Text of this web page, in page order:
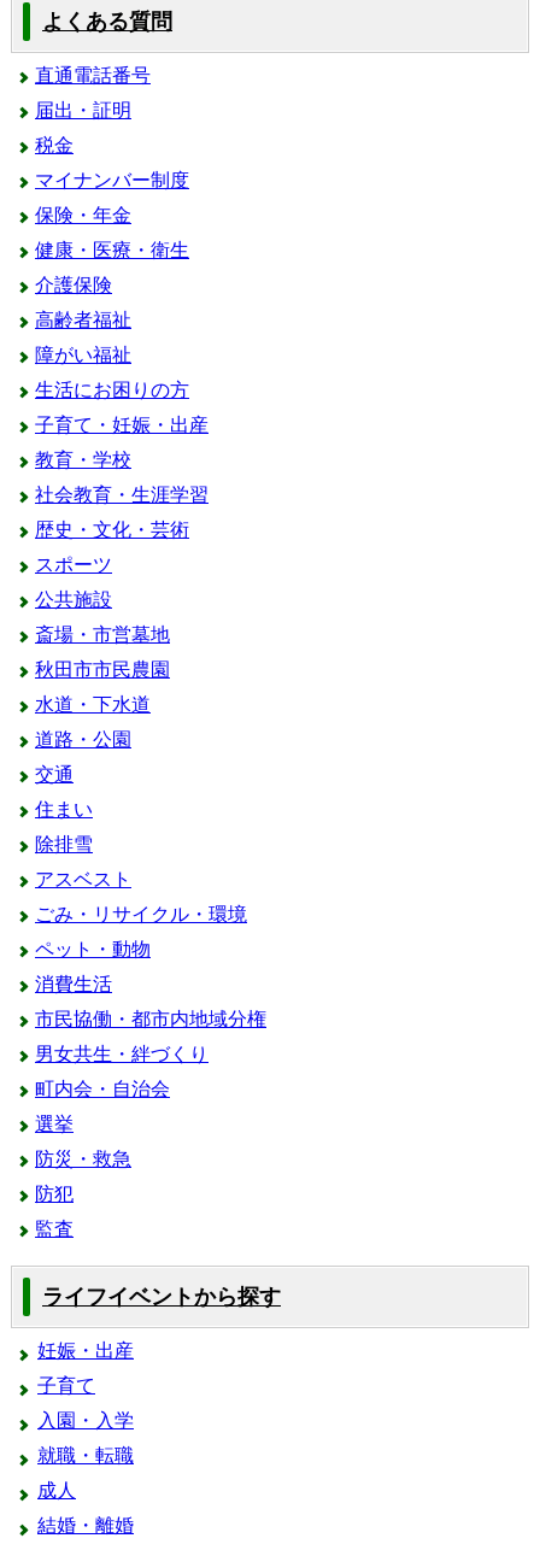
よくある質問
直通電話番号
届出・証明
税金
マイナンバー制度
保険・年金
健康・医療・衛生
介護保険
高齢者福祉
障がい福祉
生活にお困りの方
子育て・妊娠・出産
教育・学校
社会教育・生涯学習
歴史・文化・芸術
スポーツ
公共施設
斎場・市営墓地
秋田市市民農園
水道・下水道
道路・公園
交通
住まい
除排雪
アスベスト
ごみ・リサイクル・環境
ペット・動物
消費生活
市民協働・都市内地域分権
男女共生・絆づくり
町内会・自治会
選挙
防災・救急
防犯
監査
ライフイベントから探す
妊娠・出産
子育て
入園・入学
就職・転職
成人
結婚・離婚